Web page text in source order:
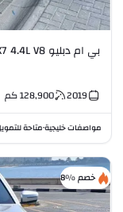
بي ام دبليو X7 4.4L V8
2019
128,900كم
مواصفات خليجية•متاحة
خصم %8